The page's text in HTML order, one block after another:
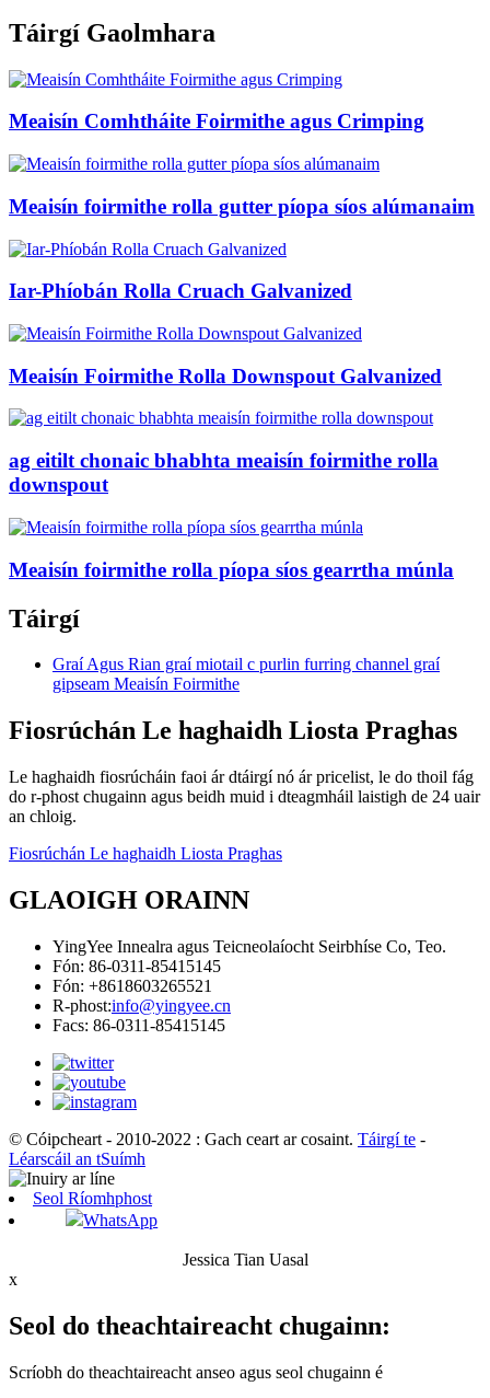
Táirgí Gaolmhara
Meaisín Comhtháite Foirmithe agus Crimping
Meaisín foirmithe rolla gutter píopa síos alúmanaim
Iar-Phíobán Rolla Cruach Galvanized
Meaisín Foirmithe Rolla Downspout Galvanized
ag eitilt chonaic bhabhta meaisín foirmithe rolla
downspout
Meaisín foirmithe rolla píopa síos gearrtha múnla
Táirgí
Graí Agus Rian graí miotail c purlin furring channel graí
gipseam Meaisín Foirmithe
Fiosrúchán Le haghaidh Liosta Praghas
Le haghaidh fiosrúcháin faoi ár dtáirgí nó ár pricelist, le do thoil fág
do r-phost chugainn agus beidh muid i dteagmháil laistigh de 24 uair
an chloig.
Fiosrúchán Le haghaidh Liosta Praghas
GLAOIGH ORAINN
YingYee Innealra agus Teicneolaíocht Seirbhíse Co, Teo.
Fón: 86-0311-85415145
Fón: +8618603265521
R-phost:info@yingyee.cn
Facs: 86-0311-85415145
© Cóipcheart - 2010-2022 : Gach ceart ar cosaint. Táirgí te -
Léarscáil an tSuímh
Seol Ríomhphost
WhatsApp
Jessica Tian Uasal
x
Seol do theachtaireacht chugainn:
Scríobh do theachtaireacht anseo agus seol chugainn é